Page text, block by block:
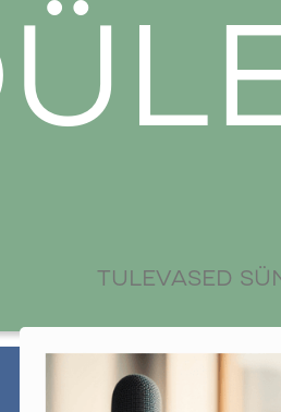
TULEVASED